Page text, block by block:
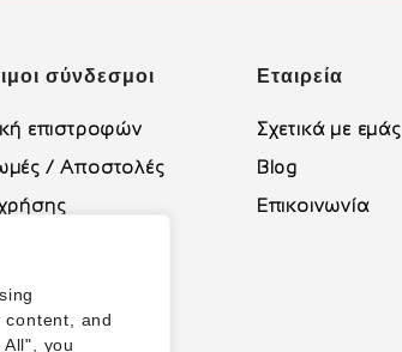
and
you
σύνδεσμοι
επιστροφών
/ Αποστολές
Εταιρεία
Σχετικά με εμάς
Blog
Επικοινωνία